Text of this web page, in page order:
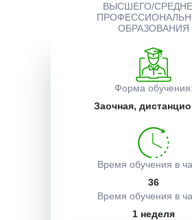
ВЫСШЕГО/
ОБРАЗОВАНИЯ
Форма обучения:
Заочная,
Время обучения в
36
Время обучения в
1 неделя
Описание
Получаемые
Условия